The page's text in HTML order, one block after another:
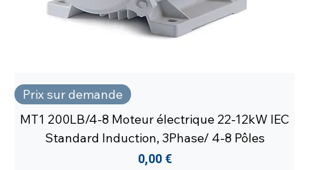
Prix sur demande
MT1 200LB/4-8 Moteur électrique 22-12kW IEC
Standard Induction, 3Phase/ 4-8 Pôles
Prix
0,00 €